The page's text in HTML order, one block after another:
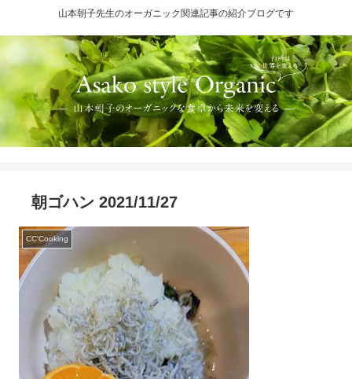
山本朝子先生のオーガニック関連記事の紹介ブログです
朝ゴハン 2021/11/27
CC'Cooking